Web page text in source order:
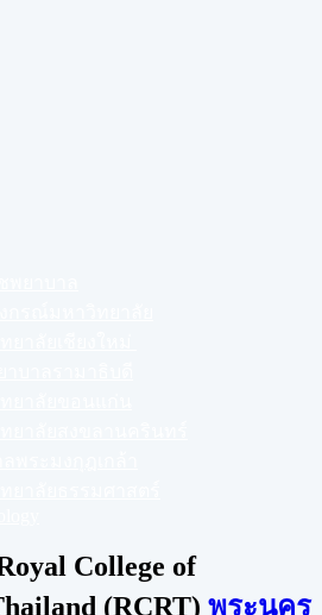
College of
(RCRT) พระนคร